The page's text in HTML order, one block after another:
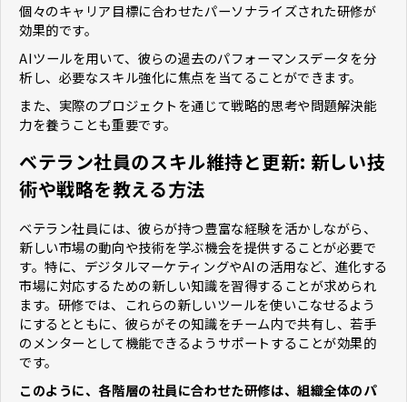
個々のキャリア目標に合わせたパーソナライズされた研修が
効果的です。
AIツールを用いて、彼らの過去のパフォーマンスデータを分
析し、必要なスキル強化に焦点を当てることができます。
また、実際のプロジェクトを通じて戦略的思考や問題解決能
力を養うことも重要です。
ベテラン社員のスキル維持と更新: 新しい技
術や戦略を教える方法
ベテラン社員には、彼らが持つ豊富な経験を活かしながら、
新しい市場の動向や技術を学ぶ機会を提供することが必要で
す。特に、デジタルマーケティングやAIの活用など、進化する
市場に対応するための新しい知識を習得することが求められ
ます。研修では、これらの新しいツールを使いこなせるよう
にするとともに、彼らがその知識をチーム内で共有し、若手
のメンターとして機能できるようサポートすることが効果的
です。
このように、各階層の社員に合わせた研修は、組織全体のパ